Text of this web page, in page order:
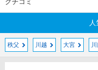
秩父 川越 大宮